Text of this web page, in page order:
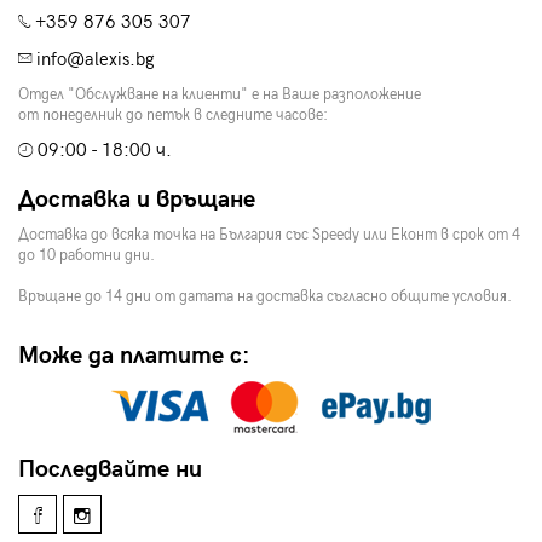
+359 876 305 307
info@alexis.bg
Отдел "Обслужване на клиенти" е на Ваше разположение
от понеделник до петък в следните часове:
09:00 - 18:00 ч.
Доставка и връщане
Доставка до всяка точка на България със Speedy или Еконт в срок от 4
до 10 работни дни.
Връщане до 14 дни от датата на доставка съгласно общите условия.
Може да платите с:
Последвайте ни